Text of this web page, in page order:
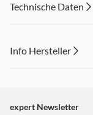
Technische Daten
Info Hersteller
"Marketing".
expert Newsletter